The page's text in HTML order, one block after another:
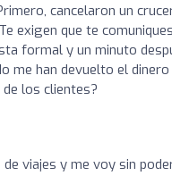
cancelaron un
exigen que te
formal y un minuto
me han devuelto el
los clientes?
viajes y me voy sin